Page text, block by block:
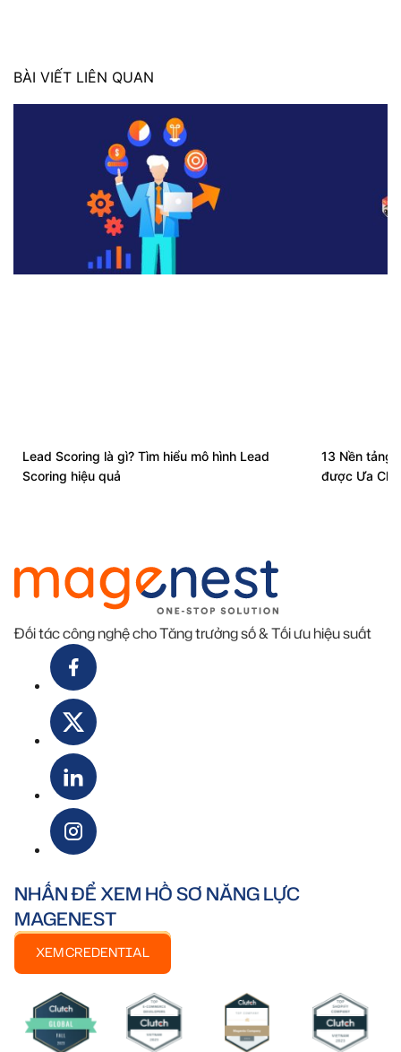
BÀI VIẾT LIÊN QUAN
Lead Scoring là gì? Tìm hiểu mô hình Lead
Scoring hiệu quả
13 Nền tảng
được Ưa
Đối tác công nghệ cho Tăng trưởng số & Tối ưu hiệu suất
NHẤN ĐỂ XEM HỒ SƠ NĂNG LỰC
MAGENEST
XEM CREDENTIAL